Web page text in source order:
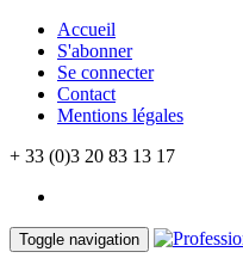
Accueil
S'abonner
Se connecter
Contact
Mentions légales
+ 33 (0)3 20 83 13 17
Toggle navigation